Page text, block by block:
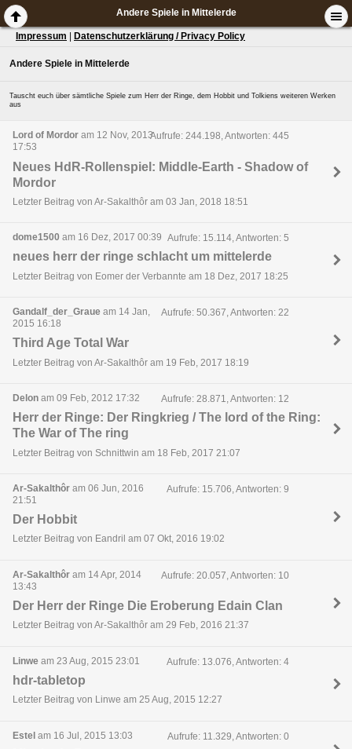
Andere Spiele in Mittelerde
Impressum Datenschutzerklärung / Privacy Policy
Andere Spiele in Mittelerde
Tauscht euch über sämtliche Spiele zum Herr der Ringe, dem Hobbit und Tolkiens weiteren Werken
aus
Lord of Mordor am 12 Nov, 2013
17:53
Aufrufe: 244.198, Antworten: 445
Neues HdR-Rollenspiel: Middle-Earth - Shadow of
Mordor
Letzter Beitrag von Ar-Sakalthôr am 03 Jan, 2018 18:51
dome1500 am 16 Dez, 2017 00:39 Aufrufe: 15.114, Antworten: 5
neues herr der ringe schlacht um mittelerde
Letzter Beitrag von Eomer der Verbannte am 18 Dez, 2017 18:25
Gandalf_der_Graue am 14 Jan,
2015 16:18
Aufrufe: 50.367, Antworten: 22
Third Age Total War
Letzter Beitrag von Ar-Sakalthôr am 19 Feb, 2017 18:19
Delon am 09 Feb, 2012 17:32 Aufrufe: 28.871, Antworten: 12
Herr der Ringe: Der Ringkrieg / The lord of the Ring:
The War of The ring
Letzter Beitrag von Schnittwin am 18 Feb, 2017 21:07
Ar-Sakalthôr am 06 Jun, 2016
21:51
Aufrufe: 15.706, Antworten: 9
Der Hobbit
Letzter Beitrag von Eandril am 07 Okt, 2016 19:02
Ar-Sakalthôr am 14 Apr, 2014
13:43
Aufrufe: 20.057, Antworten: 10
Der Herr der Ringe Die Eroberung Edain Clan
Letzter Beitrag von Ar-Sakalthôr am 29 Feb, 2016 21:37
Linwe am 23 Aug, 2015 23:01 Aufrufe: 13.076, Antworten: 4
hdr-tabletop
Letzter Beitrag von Linwe am 25 Aug, 2015 12:27
Estel am 16 Jul, 2015 13:03 Aufrufe: 11.329, Antworten: 0